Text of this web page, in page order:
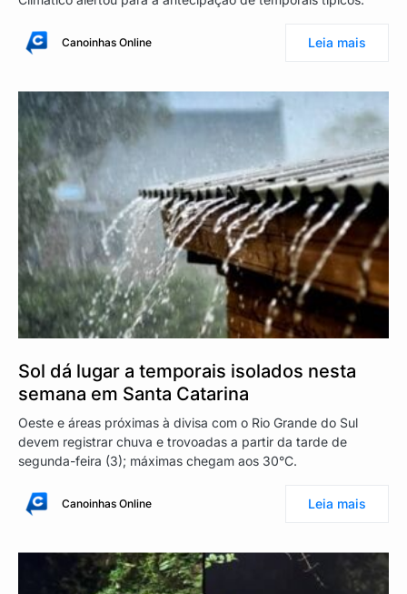
Canoinhas Online Leia mais
Sol dá lugar a temporais isolados nesta
semana em Santa Catarina
Oeste e áreas próximas à divisa com o Rio Grande do Sul
devem registrar chuva e trovoadas a partir da tarde de
segunda-feira (3); máximas chegam aos 30°C.
Canoinhas Online Leia mais